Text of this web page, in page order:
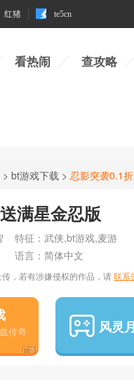
红猪 te5cn
看热闹 查攻略
> bt游戏下载 > 忍影突袭0.1
满星金忍版
特征： 武侠,bt游戏,麦游
语言： 简体中文
，若有涉嫌侵权的作品，请联系
风灵